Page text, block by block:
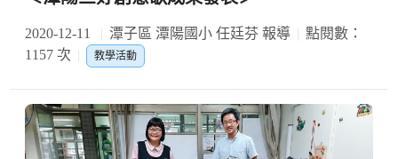
2020-12-11 潭子區 潭陽國小 任廷芬 報導
點閱數：
1157 次
教學活動